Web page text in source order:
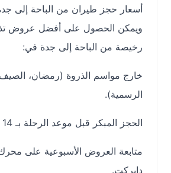
أسعار حجز طيران من الباحة إلى جدة
ويمكن الحصول على أفضل عروض تذاكر
رخيصة من الباحة إلى جدة في:
خارج مواسم الذروة (رمضان، الصيف،
الرسمية).
الحجز المبكر قبل موعد الرحلة بـ 14 – 28 يومًا.
متابعة العروض الأسبوعية على محرك
دايركت.